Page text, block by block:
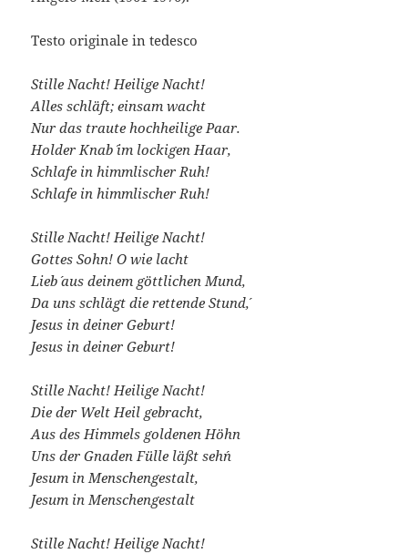
Testo originale in tedesco
Stille Nacht! Heilige Nacht!
Alles schläft; einsam wacht
Nur das traute hochheilige Paar.
Holder Knab´ im lockigen Haar,
Schlafe in himmlischer Ruh!
Schlafe in himmlischer Ruh!
Stille Nacht! Heilige Nacht!
Gottes Sohn! O wie lacht
Lieb´ aus deinem göttlichen Mund,
Da uns schlägt die rettende Stund´,
Jesus in deiner Geburt!
Jesus in deiner Geburt!
Stille Nacht! Heilige Nacht!
Die der Welt Heil gebracht,
Aus des Himmels goldenen Höhn
Uns der Gnaden Fülle läßt seh´n
Jesum in Menschengestalt,
Jesum in Menschengestalt
Stille Nacht! Heilige Nacht!